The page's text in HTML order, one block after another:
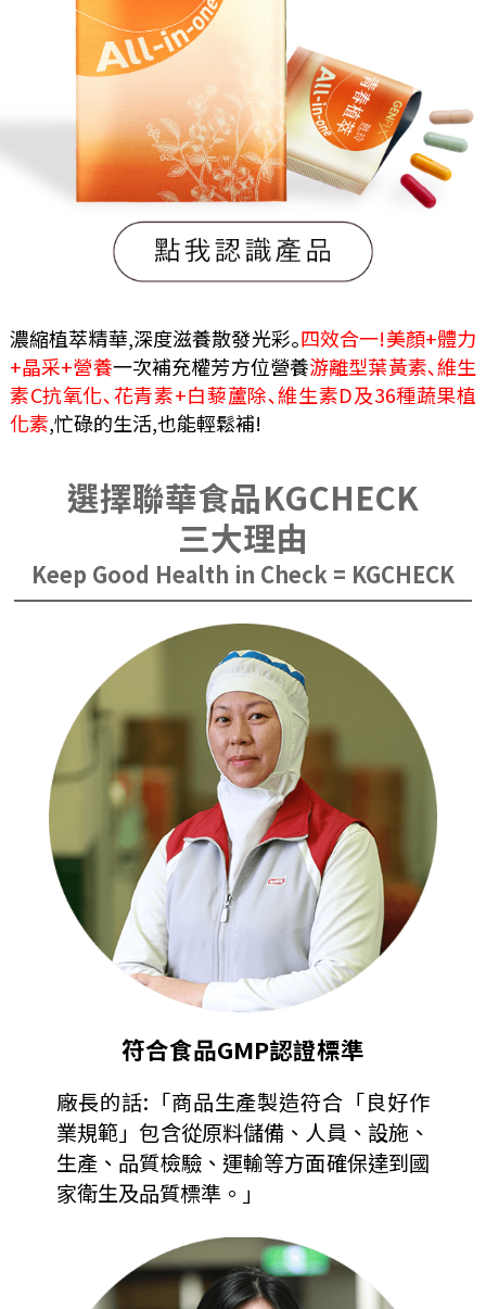
濃縮植萃精華,深度滋養散發光彩｡四效合一!美顏+體力
+晶采+營養一次補充權芳方位營養游離型葉黃素､維生
素C抗氧化､花青素+白藜蘆除､維生素D及36種蔬果植
化素,忙碌的生活,也能輕鬆補!
選擇聯華食品KGCHECK
三大理由
Keep Good Health in Check = KGCHECK
符合食品GMP認證標準
廠長的話:「商品生產製造符合「良好作
業規範」包含從原料儲備、人員、設施、
生產、品質檢驗、運輸等方面確保達到國
家衛生及品質標準。」